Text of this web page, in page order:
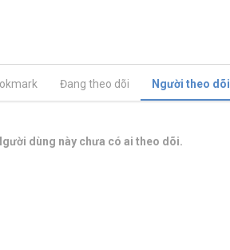
Đang theo dõi Người theo dõi
dùng này chưa có ai theo dõi.